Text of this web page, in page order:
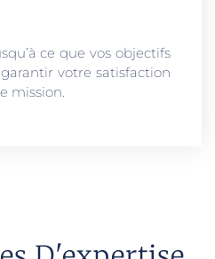
ce que vos objectifs
votre satisfaction
mission.